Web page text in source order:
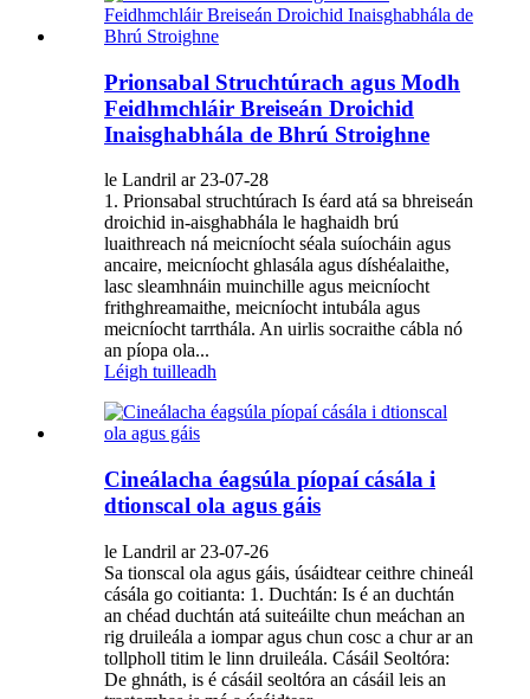
Prionsabal Struchtúrach agus Modh
Feidhmchláir Breiseán Droichid
Inaisghabhála de Bhrú Stroighne
le Landril ar 23-07-28
1. Prionsabal struchtúrach Is éard atá sa bhreiseán
droichid in-aisghabhála le haghaidh brú
luaithreach ná meicníocht séala suíocháin agus
ancaire, meicníocht ghlasála agus díshéalaithe,
lasc sleamhnáin muinchille agus meicníocht
frithghreamaithe, meicníocht intubála agus
meicníocht tarrthála. An uirlis socraithe cábla nó
an píopa ola...
Léigh tuilleadh
Cineálacha éagsúla píopaí cásála i
dtionscal ola agus gáis
le Landril ar 23-07-26
Sa tionscal ola agus gáis, úsáidtear ceithre chineál
cásála go coitianta: 1. Duchtán: Is é an duchtán
an chéad duchtán atá suiteáilte chun meáchan an
rig druileála a iompar agus chun cosc ​​a chur ar an
tollpholl titim le linn druileála. Cásáil Seoltóra:
De ghnáth, is é cásáil seoltóra an cásáil leis an